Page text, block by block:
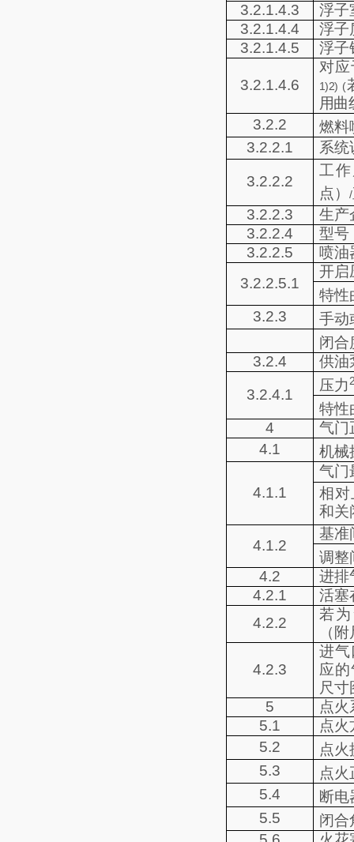
3.2.1.4.3
浮子
3.2.1.4.4
浮子
3.2.1.4.5
浮子
3.2.1.4.6
对
1)2) (
用曲
3.2.2
燃料
3.2.2.1
系统
3.2.2.2
工
点）
/
3.2.2.3
生产
3.2.2.4
型号
3.2.2.5
喷油
3.2.2.5.1
开启
特性
3.2.3
手动
闭合
3.2.4
供油
3.2.4.1
压力
特性
4
气门
4.1
机械
4.1.1
气门
相
和关
4.1.2
基准
调整
4.2
进排
4.2.1
活塞
4.2.2
若
（
4.2.3
进
应
尺寸
5
点火
5.1
点火
5.2
点火
5.3
点火
5.4
断电
5.5
闭合